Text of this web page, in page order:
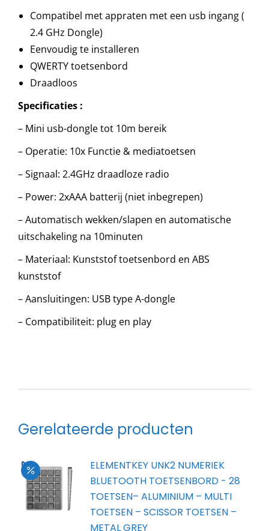
Compatibel met appraten met een usb ingang (
2.4 GHz Dongle)
Eenvoudig te installeren
QWERTY toetsenbord
Draadloos
Specificaties :
– Mini usb-dongle tot 10m bereik
– Operatie: 10x Functie & mediatoetsen
– Signaal: 2.4GHz draadloze radio
– Power: 2xAAA batterij (niet inbegrepen)
– Automatisch wekken/slapen en automatische
uitschakeling na 10minuten
– Materiaal: Kunststof toetsenbord en ABS
kunststof
– Aansluitingen: USB type A-dongle
– Compatibiliteit: plug en play
Gerelateerde producten
ELEMENTKEY UNK2 NUMERIEK
BLUETOOTH TOETSENBORD - 28
TOETSEN– ALUMINIUM – MULTI
TOETSEN – SCISSOR TOETSEN –
METAL GREY